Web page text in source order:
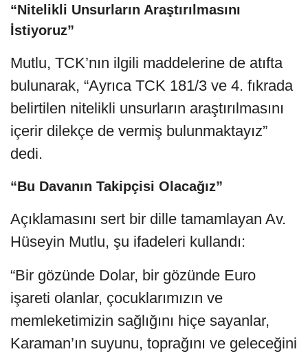
“Nitelikli Unsurların Araştırılmasını
İstiyoruz”
Mutlu, TCK’nın ilgili maddelerine de atıfta
bulunarak, “Ayrıca TCK 181/3 ve 4. fıkrada
belirtilen nitelikli unsurların araştırılmasını
içerir dilekçe de vermiş bulunmaktayız”
dedi.
“Bu Davanın Takipçisi Olacağız”
Açıklamasını sert bir dille tamamlayan Av.
Hüseyin Mutlu, şu ifadeleri kullandı:
“Bir gözünde Dolar, bir gözünde Euro
işareti olanlar, çocuklarımızın ve
memleketimizin sağlığını hiçe sayanlar,
Karaman’ın suyunu, toprağını ve geleceğini